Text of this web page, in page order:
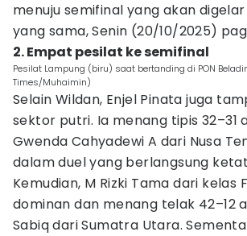
menuju semifinal yang akan
yang sama, Senin (20/10/2025)
2. Empat pesilat ke semifinal
Pesilat Lampung (biru) saat bertanding di PON
Times/Muhaimin)
Selain Wildan, Enjel Pinata juga
sektor putri. Ia menang tipis 32–31
Gwenda Cahyadewi A dari Nusa
dalam duel yang berlangsung
Kemudian, M Rizki Tama dari
dominan dan menang telak 42–12
Sabiq dari Sumatra Utara.